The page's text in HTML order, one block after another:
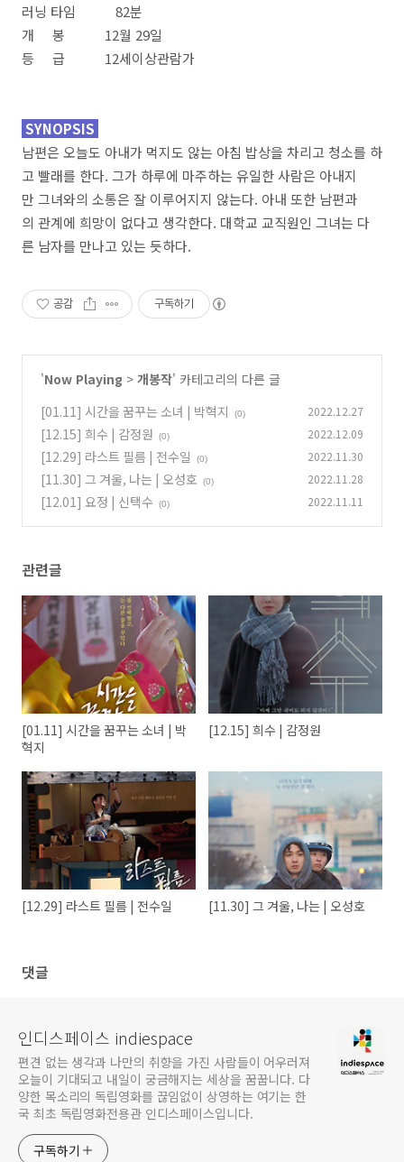
러닝 타임 82분
개 봉 12월 29일
등 급 12세이상관람가
SYNOPSIS
남편은 오늘도 아내가 먹지도 않는 아침 밥상을 차리고 청소를 하
고 빨래를 한다. 그가 하루에 마주하는 유일한 사람은 아내지
만 그녀와의 소통은 잘 이루어지지 않는다. 아내 또한 남편과
의 관계에 희망이 없다고 생각한다. 대학교 교직원인 그녀는 다
른 남자를 만나고 있는 듯하다.
공감 구독하기
'Now Playing > 개봉작' 카테고리의 다른 글
[01.11] 시간을 꿈꾸는 소녀 | 박혁지
(0) 2022.12.27
[12.15] 희수 | 감정원 (0) 2022.12.09
[12.29] 라스트 필름 | 전수일 (0) 2022.11.30
[11.30] 그 겨울, 나는 | 오성호 (0) 2022.11.28
[12.01] 요정 | 신택수 (0) 2022.11.11
관련글
[01.11] 시간을 꿈꾸는 소녀 | 박
혁지
[12.15] 희수 | 감정원
[12.29] 라스트 필름 | 전수일 [11.30] 그 겨울, 나는 | 오성호
댓글
인디스페이스 indiespace
편견 없는 생각과 나만의 취향을 가진 사람들이 어우러져
오늘이 기대되고 내일이 궁금해지는 세상을 꿈꿉니다. 다
양한 목소리의 독립영화를 끊임없이 상영하는 여기는 한
국 최초 독립영화전용관 인디스페이스입니다.
구독하기